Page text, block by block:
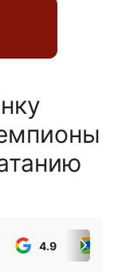
4.9